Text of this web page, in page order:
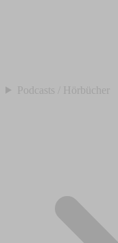
Podcasts / Hörbücher